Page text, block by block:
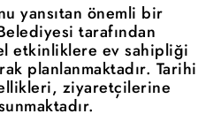
yansıtan önemli bir
tarafından
etkinliklere ev sahipliği
planlanmaktadır. Tarihi
ziyaretçilerine